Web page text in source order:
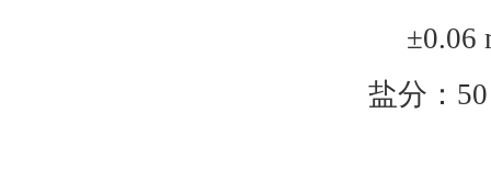
±0.06
盐分：50